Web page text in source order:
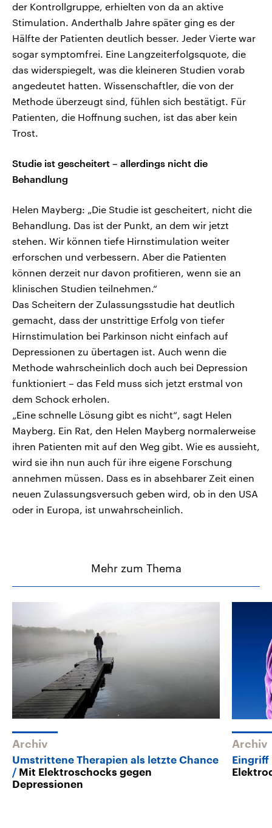
der Kontrollgruppe, erhielten von da an aktive
Stimulation. Anderthalb Jahre später ging es der
Hälfte der Patienten deutlich besser. Jeder Vierte war
sogar symptomfrei. Eine Langzeiterfolgsquote, die
das widerspiegelt, was die kleineren Studien vorab
angedeutet hatten. Wissenschaftler, die von der
Methode überzeugt sind, fühlen sich bestätigt. Für
Patienten, die Hoffnung suchen, ist das aber kein
Trost.
Studie ist gescheitert – allerdings nicht die
Behandlung
Helen Mayberg: „Die Studie ist gescheitert, nicht die
Behandlung. Das ist der Punkt, an dem wir jetzt
stehen. Wir können tiefe Hirnstimulation weiter
erforschen und verbessern. Aber die Patienten
können derzeit nur davon profitieren, wenn sie an
klinischen Studien teilnehmen.“
Das Scheitern der Zulassungsstudie hat deutlich
gemacht, dass der unstrittige Erfolg von tiefer
Hirnstimulation bei Parkinson nicht einfach auf
Depressionen zu übertagen ist. Auch wenn die
Methode wahrscheinlich doch auch bei Depression
funktioniert – das Feld muss sich jetzt erstmal von
dem Schock erholen.
„Eine schnelle Lösung gibt es nicht“, sagt Helen
Mayberg. Ein Rat, den Helen Mayberg normalerweise
ihren Patienten mit auf den Weg gibt. Wie es aussieht,
wird sie ihn nun auch für ihre eigene Forschung
annehmen müssen. Dass es in absehbarer Zeit einen
neuen Zulassungsversuch geben wird, ob in den USA
oder in Europa, ist unwahrscheinlich.
Mehr zum Thema
Archiv
Umstrittene Therapien als letzte Chance
Mit Elektroschocks gegen
Depressionen
Archiv
Eingriff